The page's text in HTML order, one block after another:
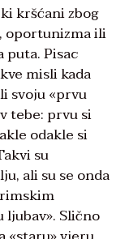
kršćani zbog
oportunizma ili
puta. Pisac
misli kada
svoju «prvu
tebe: prvu si
odakle si
su
ali su se onda
ljubav». Slično